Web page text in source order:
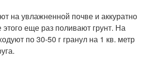
на увлажненной почве и аккуратно
еще раз поливают грунт. На
по 30-50 г гранул на 1 кв. метр